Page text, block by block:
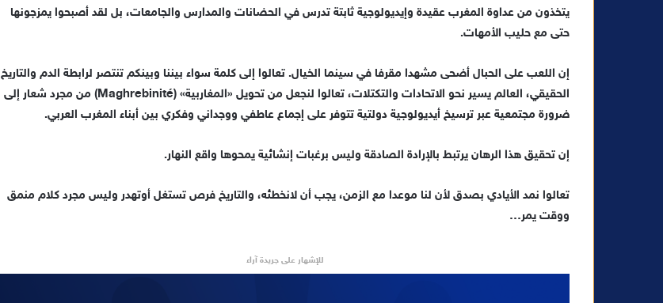
يتخذون من عداوة المغرب عقيدة وإيديولوجية ثابتة تدرس في الحضانات والمدارس والجامعات، بل لقد أصبحوا يمزجونها
حتى مع حليب الأمهات.
إن اللعب على الحبال أضحى مشهدا مقرفا في سينما الخيال. تعالوا إلى كلمة سواء بيننا وبينكم تنتصر لرابطة الدم والتاريخ
الحقيقي، العالم يسير نحو الاتحادات والتكتلات، تعالوا لنجعل من تحويل «المغاربية» (Maghrebinité) من مجرد شعار إلى
ضرورة مجتمعية عبر ترسيخ أيديولوجية دولتية تتوفر على إجماع عاطفي ووجداني وفكري بين أبناء المغرب العربي.
إن تحقيق هذا الرهان يرتبط بالإرادة الصادقة وليس برغبات إنشائية يمحوها واقع النهار.
تعالوا نمد الأيادي بصدق لأن لنا موعدا مع الزمن، يجب أن لانخطئه، والتاريخ فرص تستغل أوتهدر وليس مجرد كلام منمق
ووقت يمر…
للإشهار على جريدة آراء